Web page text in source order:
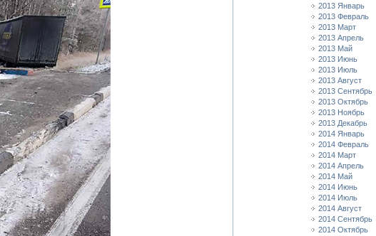
2013 Январь
2013 Февраль
2013 Март
2013 Апрель
2013 Май
2013 Июнь
2013 Июль
2013 Август
2013 Сентябрь
2013 Октябрь
2013 Ноябрь
2013 Декабрь
2014 Январь
2014 Февраль
2014 Март
2014 Апрель
2014 Май
2014 Июнь
2014 Июль
2014 Август
2014 Сентябрь
2014 Октябрь